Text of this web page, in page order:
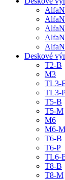
Deskové
T2-B
M3
TL3-
TL3-
T5-B
T5-M
M6
M6-M
T6-B
T6-P
TL6-
T8-B
T8-M